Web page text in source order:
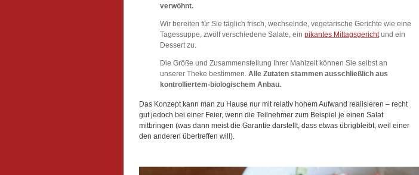
verwöhnt.
Wir bereiten für Sie täglich frisch, wechselnde, vegetarische Gerichte wie eine
Tagessuppe, zwölf verschiedene Salate, ein pikantes Mittagsgerichtund ein
Dessert zu.
Die Größe und Zusammenstellung Ihrer Mahlzeit können Sie selbst an
unserer Theke bestimmen. Alle Zutaten stammen ausschließlich aus
kontrolliertem-biologischem Anbau.
Das Konzept kann man zu Hause nur mit relativ hohem Aufwand realisieren – recht
gut jedoch bei einer Feier, wenn die Teilnehmer zum Beispiel je einen Salat
mitbringen (was dann meist die Garantie darstellt, dass etwas übrigbleibt, weil einer
den anderen übertreffen will).